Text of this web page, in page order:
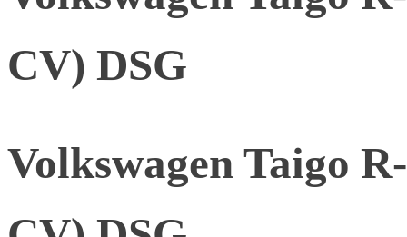
CV) DSG
Volkswagen Taigo